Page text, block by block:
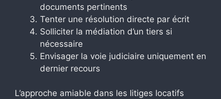
documents pertinents
Tenter une résolution directe par écrit
Solliciter la médiation d’un tiers si
nécessaire
Envisager la voie judiciaire uniquement en
dernier recours
L’approche amiable dans les litiges locatifs